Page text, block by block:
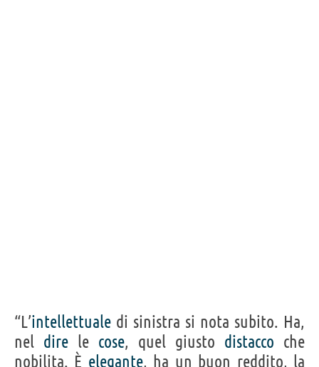
“L’intellettuale di sinistra si nota subito. Ha,
nel dire le cose, quel giusto distacco che
nobilita. È elegante, ha un buon reddito, la